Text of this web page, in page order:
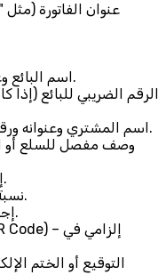
عنوان الفاتورة (مثل "
اسم البائع وعنوانه ورقم سجله التجاري.
الرقم الضريبي للبائع
اسم المشتري وعنوانه ورقم سجله التجاري (إن وجد).
وصف مفصل للسلع أو
إجمالي المبلغ قبل الضريبة.
نسبة الضريبة المضافة وقيمتها.
إجمالي المبلغ شامل الضريبة.
التوقيع أو الختم